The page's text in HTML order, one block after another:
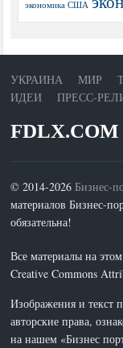
экономика США
УКРАИНА МИР
ИДЕИ
ПРЕСС-
FDLX.COM
© 2014-2026Бизнес-
материалов Бизнес-
обязательна!
Все материалы на
Creative Commons
Изображения и текст
авторские права,
на нашем «Бизнес